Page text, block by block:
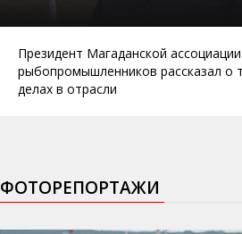
Президент Магаданской ассоциации
рыбопромышленников рассказал о
делах в отрасли
ФОТОРЕПОРТАЖИ